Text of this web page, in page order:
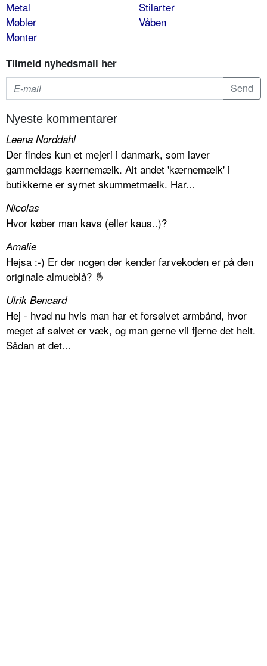
Metal
Møbler
Mønter
Stilarter
Våben
Tilmeld nyhedsmail her
Nyeste kommentarer
Leena Norddahl
Der findes kun et mejeri i danmark, som laver
gammeldags kærnemælk. Alt andet 'kærnemælk' i
butikkerne er syrnet skummetmælk. Har...
Nicolas
Hvor køber man kavs (eller kaus..)?
Amalie
Hejsa :-) Er der nogen der kender farvekoden er på den
originale almueblå? 🤞
Ulrik Bencard
Hej - hvad nu hvis man har et forsølvet armbånd, hvor
meget af sølvet er væk, og man gerne vil fjerne det helt.
Sådan at det...